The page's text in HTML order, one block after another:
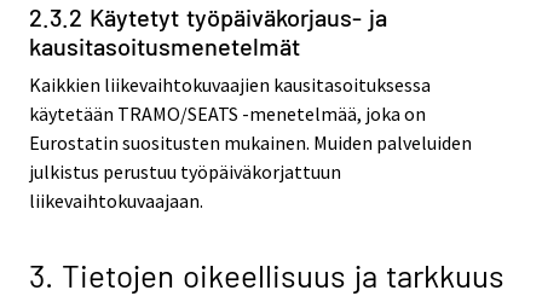
2.3.2 Käytetyt työpäiväkorjaus- ja
kausitasoitusmenetelmät
Kaikkien liikevaihtokuvaajien kausitasoituksessa
käytetään TRAMO/SEATS -menetelmää, joka on
Eurostatin suositusten mukainen. Muiden palveluiden
julkistus perustuu työpäiväkorjattuun
liikevaihtokuvaajaan.
3. Tietojen oikeellisuus ja tarkkuus